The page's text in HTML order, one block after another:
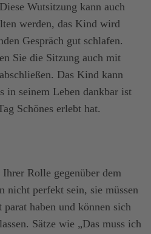
Wutsitzung kann auch
werden, das Kind wird
Gespräch gut schlafen.
Sie die Sitzung auch mit
Das Kind kann
in seinem Leben dankbar ist
Schönes erlebt hat.
Rolle gegenüber dem
nicht perfekt sein, sie müssen
haben und können sich
Sätze wie „Das muss ich